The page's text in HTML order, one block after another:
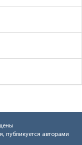
публикуется авторами